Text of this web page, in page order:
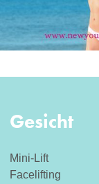
Gesicht
Mini-Lift
Facelifting